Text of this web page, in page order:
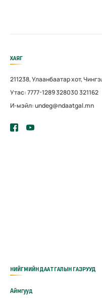
ХАЯГ
211238, Улаанбаатар хот,
Утас: 7777-1289 328030 321162
И-мэйл: undeg@ndaatgal.mn
НИЙГМИЙН ДААТГАЛЫН ГАЗРУУД
Аймгууд